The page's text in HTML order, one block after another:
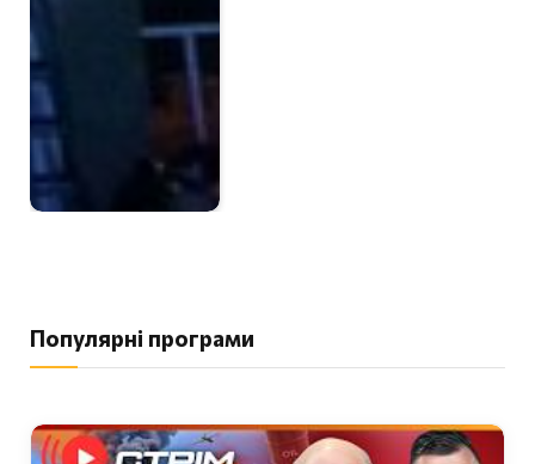
Популярні програми